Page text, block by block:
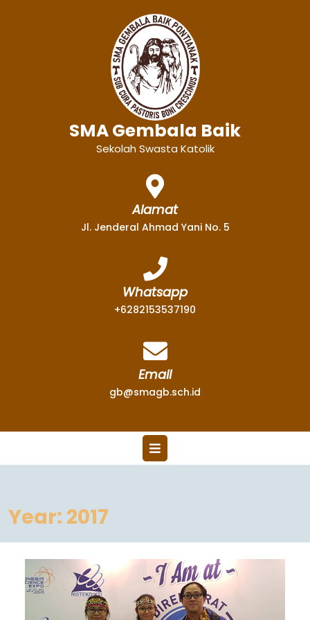
SMA Gembala Baik
Sekolah Swasta Katolik
Alamat
Jl. Jenderal Ahmad Yani No. 5
Whatsapp
+6282153537190
Email
gb@smagb.sch.id
Year: 2017